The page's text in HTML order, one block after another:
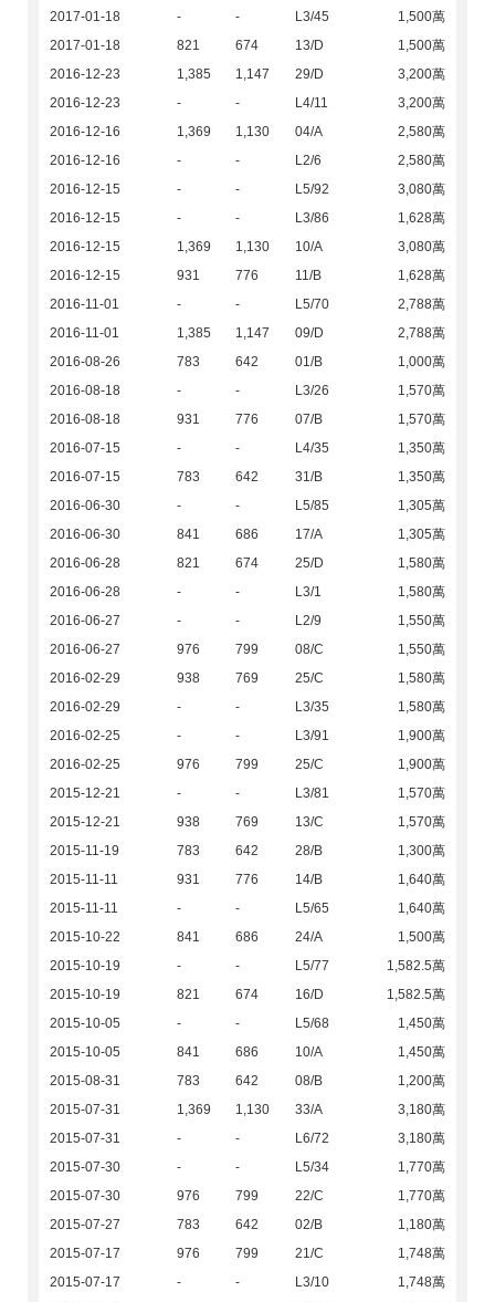
2017-01-18 - - L3/45
1,500萬
2017-01-18
821 674 13/D
1,500萬
2016-12-23
1,385 1,147 29/D
3,200萬
2016-12-23
- - L4/11
3,200萬
2016-12-16
1,369 1,130 04/A
2,580萬
2016-12-16
- - L2/6
2,580萬
2016-12-15
- - L5/92
3,080萬
2016-12-15
- - L3/86
1,628萬
2016-12-15
1,369 1,130 10/A
3,080萬
2016-12-15
931 776 11/B
1,628萬
2016-11-01
- - L5/70
2,788萬
2016-11-01
1,385 1,147 09/D
2,788萬
2016-08-26
783 642 01/B
1,000萬
2016-08-18
- - L3/26
1,570萬
2016-08-18
931 776 07/B
1,570萬
2016-07-15
- - L4/35
1,350萬
2016-07-15
783 642 31/B
1,350萬
2016-06-30
- - L5/85
1,305萬
2016-06-30
841 686 17/A
1,305萬
2016-06-28
821 674 25/D
1,580萬
2016-06-28
- - L3/1
1,580萬
2016-06-27
- - L2/9
1,550萬
2016-06-27
976 799 08/C
1,550萬
2016-02-29
938 769 25/C
1,580萬
2016-02-29
- - L3/35
1,580萬
2016-02-25
- - L3/91
1,900萬
2016-02-25
976 799 25/C
1,900萬
2015-12-21
- - L3/81
1,570萬
2015-12-21
938 769 13/C
1,570萬
2015-11-19
783 642 28/B
1,300萬
2015-11-11
931 776 14/B
1,640萬
2015-11-11
- - L5/65
1,640萬
2015-10-22
841 686 24/A
1,500萬
2015-10-19
- - L5/77
1,582.5萬
2015-10-19
821 674 16/D
1,582.5萬
2015-10-05
- - L5/68
1,450萬
2015-10-05
841 686 10/A
1,450萬
2015-08-31
783 642 08/B
1,200萬
2015-07-31
1,369 1,130 33/A
3,180萬
2015-07-31
- - L6/72
3,180萬
2015-07-30
- - L5/34
1,770萬
2015-07-30
976 799 22/C
1,770萬
2015-07-27
783 642 02/B
1,180萬
2015-07-17
976 799 21/C
1,748萬
2015-07-17
- - L3/10
1,748萬